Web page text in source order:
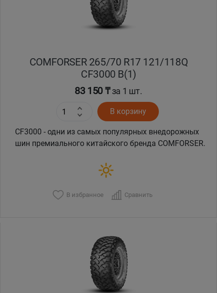
COMFORSER 265/70 R17 121/118Q
CF3000 B(1)
83 150 ₸за 1 шт.
В корзину
CF3000 - одни из самых популярных внедорожных
шин премиального китайского бренда COMFORSER.
В избранное Сравнить